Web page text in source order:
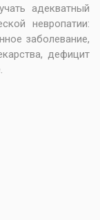
адекватный
невропатии:
заболевание,
дефицит